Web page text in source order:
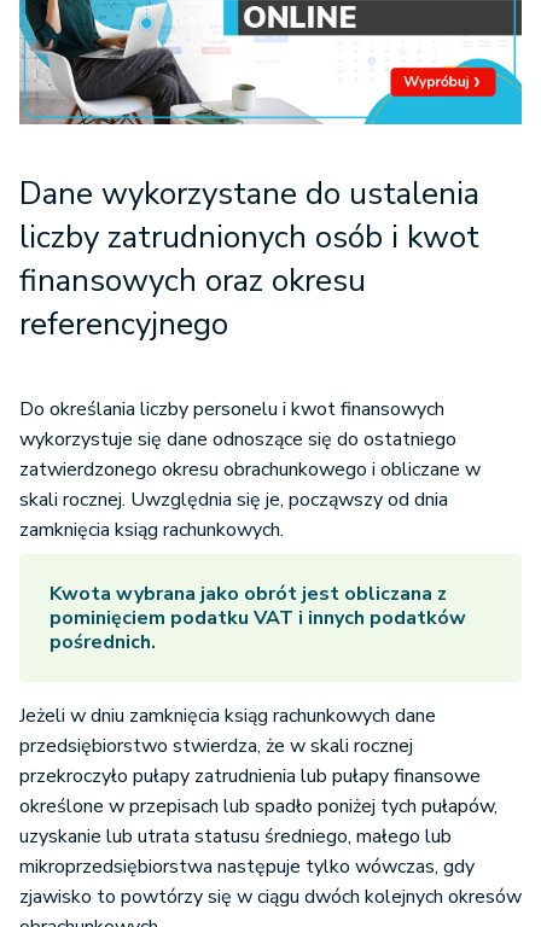
Dane wykorzystane do ustalenia
liczby zatrudnionych osób i kwot
finansowych oraz okresu
referencyjnego
Do określania liczby personelu i kwot finansowych
wykorzystuje się dane odnoszące się do ostatniego
zatwierdzonego okresu obrachunkowego i obliczane w
skali rocznej. Uwzględnia się je, począwszy od dnia
zamknięcia ksiąg rachunkowych.
Kwota wybrana jako obrót jest obliczana z
pominięciem podatku VAT i innych podatków
pośrednich.
Jeżeli w dniu zamknięcia ksiąg rachunkowych dane
przedsiębiorstwo stwierdza, że w skali rocznej
przekroczyło pułapy zatrudnienia lub pułapy finansowe
określone w przepisach lub spadło poniżej tych pułapów,
uzyskanie lub utrata statusu średniego, małego lub
mikroprzedsiębiorstwa następuje tylko wówczas, gdy
zjawisko to powtórzy się w ciągu dwóch kolejnych okresów